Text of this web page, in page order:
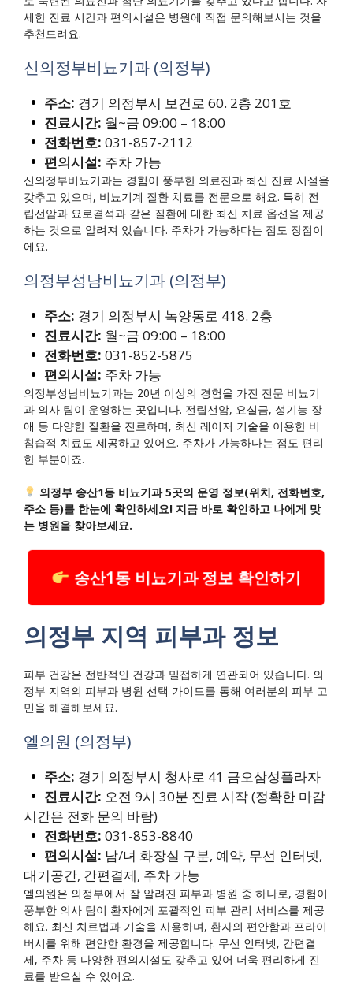
세한 진료 시간과 편의시설은 병원에 직접 문의해보시는 것을
추천드려요.
신의정부비뇨기과 (의정부)
주소: 경기 의정부시 보건로 60. 2층 201호
진료시간: 월~금 09:00 – 18:00
전화번호: 031-857-2112
편의시설: 주차 가능
신의정부비뇨기과는 경험이 풍부한 의료진과 최신 진료 시설을
갖추고 있으며, 비뇨기계 질환 치료를 전문으로 해요. 특히 전
립선암과 요로결석과 같은 질환에 대한 최신 치료 옵션을 제공
하는 것으로 알려져 있습니다. 주차가 가능하다는 점도 장점이
에요.
의정부성남비뇨기과 (의정부)
주소: 경기 의정부시 녹양동로 418. 2층
진료시간: 월~금 09:00 – 18:00
전화번호: 031-852-5875
편의시설: 주차 가능
의정부성남비뇨기과는 20년 이상의 경험을 가진 전문 비뇨기
과 의사 팀이 운영하는 곳입니다. 전립선암, 요실금, 성기능 장
애 등 다양한 질환을 진료하며, 최신 레이저 기술을 이용한 비
침습적 치료도 제공하고 있어요. 주차가 가능하다는 점도 편리
한 부분이죠.
의정부 송산1동 비뇨기과 5곳의 운영 정보(위치, 전화번호,
주소 등)를 한눈에 확인하세요! 지금 바로 확인하고 나에게 맞
는 병원을 찾아보세요.
송산1동 비뇨기과 정보 확인하기
의정부 지역 피부과 정보
피부 건강은 전반적인 건강과 밀접하게 연관되어 있습니다. 의
정부 지역의 피부과 병원 선택 가이드를 통해 여러분의 피부 고
민을 해결해보세요.
엘의원 (의정부)
주소: 경기 의정부시 청사로 41 금오삼성플라자
진료시간: 오전 9시 30분 진료 시작 (정확한 마감
시간은 전화 문의 바람)
전화번호: 031-853-8840
편의시설: 남/녀 화장실 구분, 예약, 무선 인터넷,
대기공간, 간편결제, 주차 가능
엘의원은 의정부에서 잘 알려진 피부과 병원 중 하나로, 경험이
풍부한 의사 팀이 환자에게 포괄적인 피부 관리 서비스를 제공
해요. 최신 치료법과 기술을 사용하며, 환자의 편안함과 프라이
버시를 위해 편안한 환경을 제공합니다. 무선 인터넷, 간편결
제, 주차 등 다양한 편의시설도 갖추고 있어 더욱 편리하게 진
료를 받으실 수 있어요.